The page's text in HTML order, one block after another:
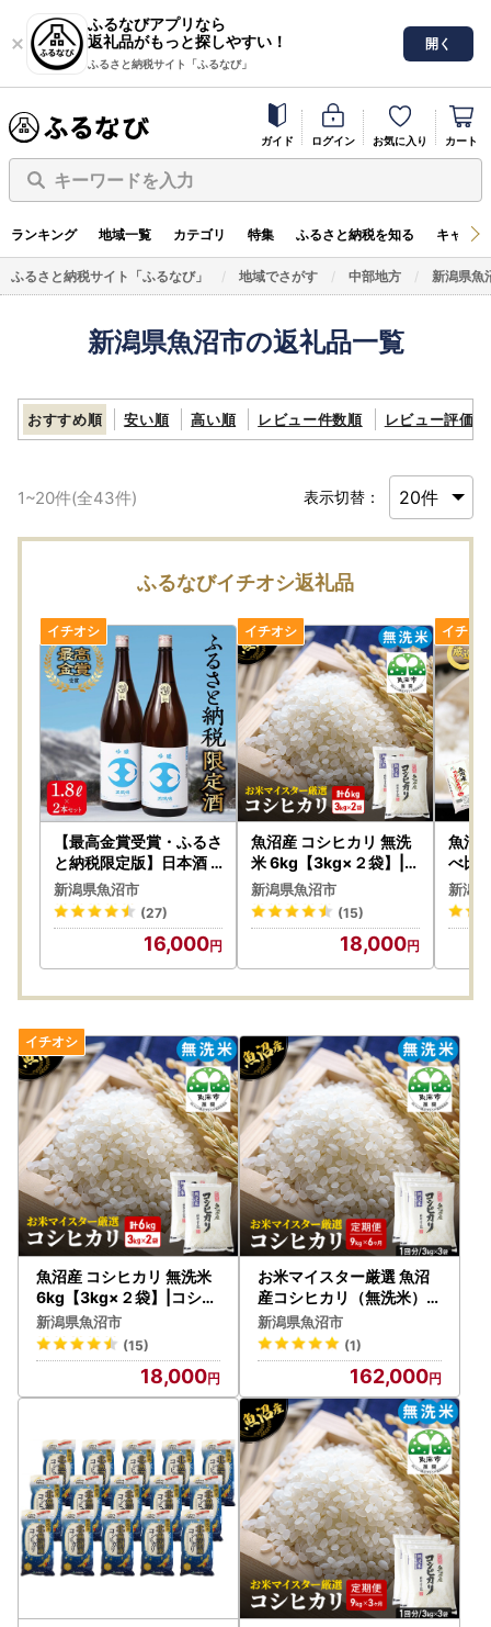
ふるなびアプリなら
返礼品がもっと探しやすい！
ふるさと納税サイト「ふるなび」
開く
ガイド ログイン お気に入り カート
キーワードを入力
ランキング 地域一覧 カテゴリ 特集 ふるさと納税を知る キャン
ふるさと納税サイト「ふるなび」 地域でさがす 中部地方 新潟県魚
新潟県魚沼市の返礼品一覧
おすすめ順 安い順 高い順 レビュー件数順 レビュー評価順
1~20件(全43件) 表示切替：
ふるなびイチオシ返礼品
【最高金賞受賞・ふるさ
と納税限定版】日本酒
吟醸 玉風味 2本 セット |
日本酒
新潟県魚沼市
(27)
16,000
魚沼産 コシヒカリ 無洗
米 6kg【3kg×２袋】|コ
シヒカリ
新潟県魚沼市
(15)
18,000
魚沼
べ比
g×3
新潟
魚沼産 コシヒカリ 無洗米
6kg【3kg×２袋】|コシヒ
カリ
新潟県魚沼市
(15)
18,000
お米マイスター厳選 魚沼
産コシヒカリ（無洗米）9
kg（3kg×3）6ヶ月連続
お届け
新潟県魚沼市
(1)
162,000